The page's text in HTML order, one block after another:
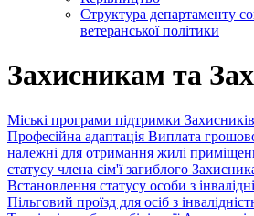
Структура департаменту
ветеранської політики
Захисникам та
Міські програми підтримки
Професійна адаптація Виплата
належні для отримання жилі
статусу члена сім'ї загиблого
Встановлення статусу особи з
Пільговий проїзд для осіб з